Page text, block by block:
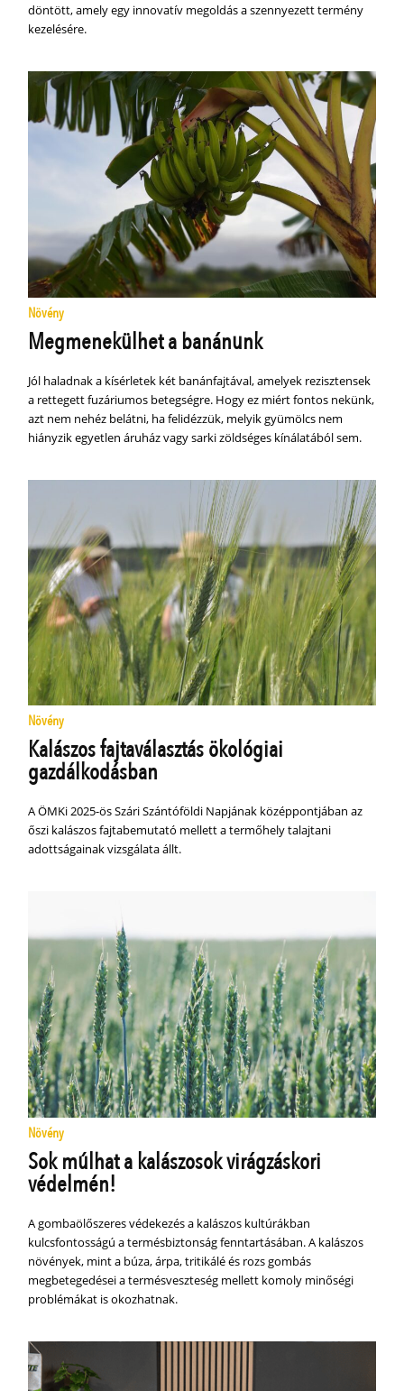
döntött, amely egy innovatív megoldás a szennyezett termény
kezelésére.
Növény
Megmenekülhet a banánunk
Jól haladnak a kísérletek két banánfajtával, amelyek rezisztensek
a rettegett fuzáriumos betegségre. Hogy ez miért fontos nekünk,
azt nem nehéz belátni, ha felidézzük, melyik gyümölcs nem
hiányzik egyetlen áruház vagy sarki zöldséges kínálatából sem.
Növény
Kalászos fajtaválasztás ökológiai
gazdálkodásban
A ÖMKi 2025-ös Szári Szántóföldi Napjának középpontjában az
őszi kalászos fajtabemutató mellett a termőhely talajtani
adottságainak vizsgálata állt.
Növény
Sok múlhat a kalászosok virágzáskori
védelmén!
A gombaölőszeres védekezés a kalászos kultúrákban
kulcsfontosságú a termésbiztonság fenntartásában. A kalászos
növények, mint a búza, árpa, tritikálé és rozs gombás
megbetegedései a termésveszteség mellett komoly minőségi
problémákat is okozhatnak.